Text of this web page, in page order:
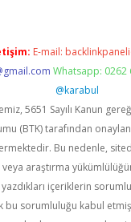
E-mail:
Whatsapp: 0262
@karabul
5651 Sayılı Kanun
(BTK) tarafından
Bu nedenle,
araştırma
içeriklerin
bu sorumluluğu kabul